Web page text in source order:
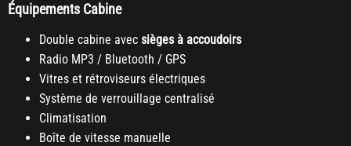
Équipements Cabine
Double cabine avec sièges à accoudoirs
Radio MP3 / Bluetooth / GPS
Vitres et rétroviseurs électriques
Système de verrouillage centralisé
Climatisation
Boîte de vitesse manuelle